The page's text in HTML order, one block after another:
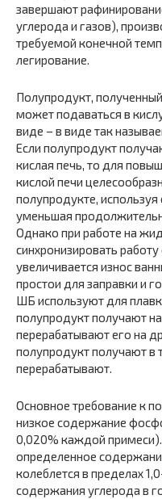
завершают
углерода и газов),
требуемой конечной
легирование.
Полупродукт,
может подаваться в
виде – в виде так
Если полупродукт
кислая печь, то для
кислой печи
полупродукте,
уменьшая
Однако при работе на
синхронизировать
увеличивается износ
простои для заправки и
ШБ используют для
полупродукт получают
перерабатывают его на
полупродукт получают в
перерабатывают.
Основное требование к
низкое содержание
0,020% каждой
определенное
колеблется в пределах
содержания углерода в